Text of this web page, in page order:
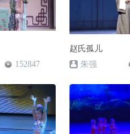
152847
赵氏孤儿
朱强